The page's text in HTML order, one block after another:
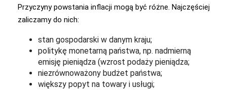
Przyczyny powstania inflacji mogą być różne. Najczęściej
zaliczamy do nich:
stan gospodarski w danym kraju;
politykę monetarną państwa, np. nadmierną
emisję pieniądza (wzrost podaży pieniądza;
niezrównoważony budżet państwa;
większy popyt na towary i usługi;